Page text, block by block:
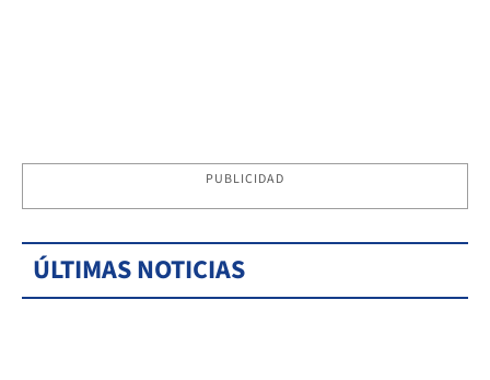
PUBLICIDAD
ÚLTIMAS NOTICIAS